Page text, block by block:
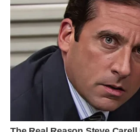
Вероніка щось хотіла ще спитати,
ніде не було видно.
Ввечері Вероніка стояла на
коктейль, дивилася вдалину на